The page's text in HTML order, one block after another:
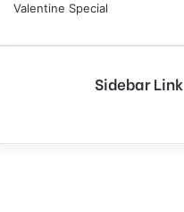
Valentine Special
Sidebar Link